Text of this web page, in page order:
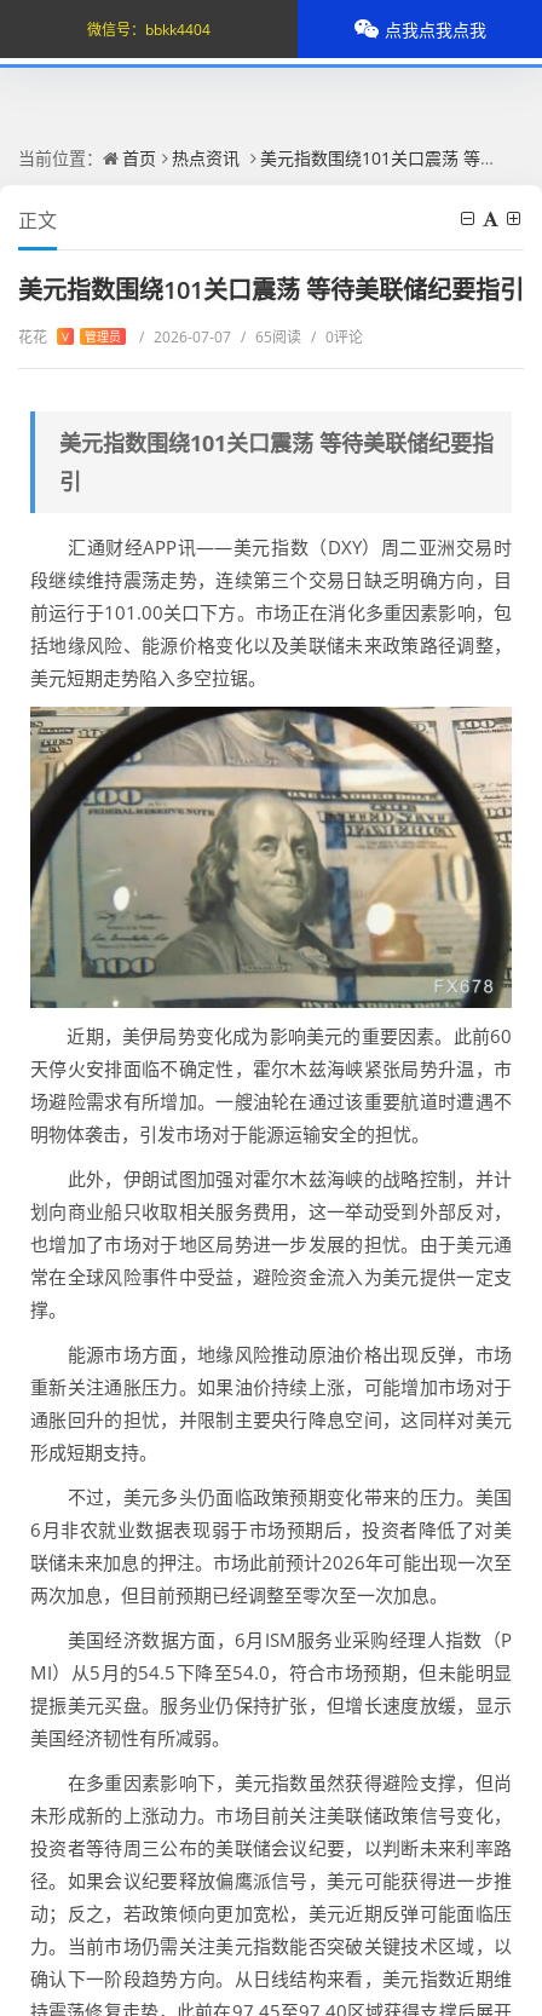
当前位置： 首页 热点资讯 美元指数围绕101关口震荡 等待美联储纪要指引
正文
美元指数围绕101关口震荡 等待美联储纪要指引
花花 V 管理员 / 2026-07-07 / 65阅读 / 0评论
美元指数围绕101关口震荡 等待美联储纪要指
引
汇通财经APP讯——美元指数（DXY）周二亚洲交易时
段继续维持震荡走势，连续第三个交易日缺乏明确方向，目
前运行于101.00关口下方。市场正在消化多重因素影响，包
括地缘风险、能源价格变化以及美联储未来政策路径调整，
美元短期走势陷入多空拉锯。
近期，美伊局势变化成为影响美元的重要因素。此前60
天停火安排面临不确定性，霍尔木兹海峡紧张局势升温，市
场避险需求有所增加。一艘油轮在通过该重要航道时遭遇不
明物体袭击，引发市场对于能源运输安全的担忧。
此外，伊朗试图加强对霍尔木兹海峡的战略控制，并计
划向商业船只收取相关服务费用，这一举动受到外部反对，
也增加了市场对于地区局势进一步发展的担忧。由于美元通
常在全球风险事件中受益，避险资金流入为美元提供一定支
撑。
能源市场方面，地缘风险推动原油价格出现反弹，市场
重新关注通胀压力。如果油价持续上涨，可能增加市场对于
通胀回升的担忧，并限制主要央行降息空间，这同样对美元
形成短期支持。
不过，美元多头仍面临政策预期变化带来的压力。美国
6月非农就业数据表现弱于市场预期后，投资者降低了对美
联储未来加息的押注。市场此前预计2026年可能出现一次至
两次加息，但目前预期已经调整至零次至一次加息。
美国经济数据方面，6月ISM服务业采购经理人指数（P
MI）从5月的54.5下降至54.0，符合市场预期，但未能明显
提振美元买盘。服务业仍保持扩张，但增长速度放缓，显示
美国经济韧性有所减弱。
在多重因素影响下，美元指数虽然获得避险支撑，但尚
未形成新的上涨动力。市场目前关注美联储政策信号变化，
投资者等待周三公布的美联储会议纪要，以判断未来利率路
径。如果会议纪要释放偏鹰派信号，美元可能获得进一步推
动；反之，若政策倾向更加宽松，美元近期反弹可能面临压
力。当前市场仍需关注美元指数能否突破关键技术区域，以
确认下一阶段趋势方向。从日线结构来看，美元指数近期维
持震荡修复走势，此前在97.45至97.40区域获得支撑后展开
微信号： bbkk4404 点我点我点我